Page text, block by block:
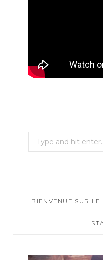
e
c
h
:
BIENVENUE SUR LE